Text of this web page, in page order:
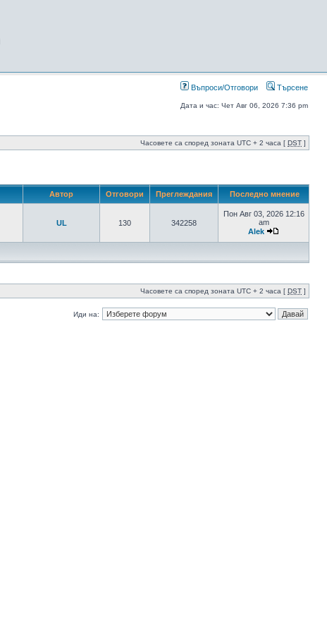
Въпроси/Отговори Търсене
Дата и час: Чет Авг 06, 2026 7:36 pm
Часовете са според зоната UTC + 2 часа [ DST ]
Автор Отговори Преглеждания Последно мнение
UL 130 342258
Пон Авг 03, 2026 12:16
am
Alek
Часовете са според зоната UTC + 2 часа [ DST ]
Иди на: